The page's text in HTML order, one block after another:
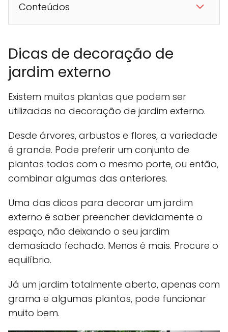
Conteúdos
Dicas de decoração de
jardim externo
Existem muitas plantas que podem ser
utilizadas na decoração de jardim externo.
Desde árvores, arbustos e flores, a variedade
é grande. Pode preferir um conjunto de
plantas todas com o mesmo porte, ou então,
combinar algumas das anteriores.
Uma das dicas para decorar um jardim
externo é saber preencher devidamente o
espaço, não deixando o seu jardim
demasiado fechado. Menos é mais. Procure o
equilíbrio.
Já um jardim totalmente aberto, apenas com
grama e algumas plantas, pode funcionar
muito bem.